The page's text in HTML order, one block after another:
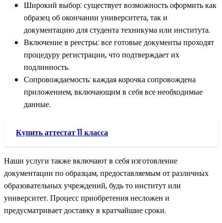
Широкий выбор: существует возможность оформить как
образец об окончании университета, так и
документацию для студента техникума или института.
Включение в реестры: все готовые документы проходят
процедуру регистрации, что подтверждает их
подлинность.
Сопровождаемость: каждая корочка сопровождена
приложением, включающим в себя все необходимые
данные.
Купить аттестат 11 класса
Наши услуги также включают в себя изготовление
документации по образцам, предоставляемым от различных
образовательных учреждений, будь то институт или
университет. Процесс приобретения несложен и
предусматривает доставку в кратчайшие сроки.